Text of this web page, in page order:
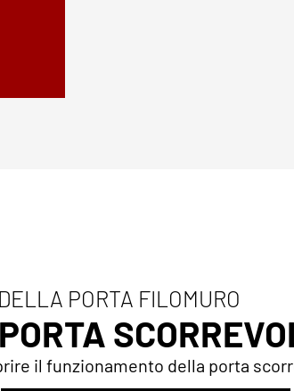
PORTA FILOMURO
il funzionamento della porta